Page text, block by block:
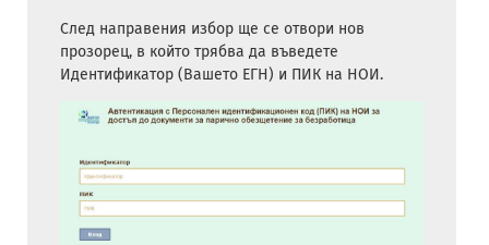
След направения избор ще се отвори нов
прозорец, в който трябва да въведете
Идентификатор (Вашето ЕГН) и ПИК на НОИ.